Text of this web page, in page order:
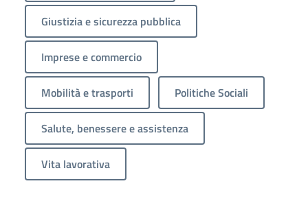
Giustizia e sicurezza pubblica
Imprese e commercio
Mobilità e trasporti Politiche Sociali
Salute, benessere e assistenza
Vita lavorativa